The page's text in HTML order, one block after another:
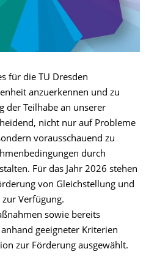
für die TU Dresden
anzuerkennen und zu
der Teilhabe an unserer
nicht nur auf Probleme
vorausschauend zu
durch
Für das Jahr 2026 stehen
von Gleichstellung und
Verfügung.
sowie bereits
geeigneter Kriterien
zur Förderung ausgewählt.